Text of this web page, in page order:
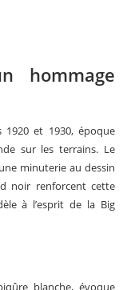
hommage
1920 et 1930, époque
sur les terrains. Le
minuterie au dessin
noir renforcent cette
à l’esprit de la Big
blanche, évoque